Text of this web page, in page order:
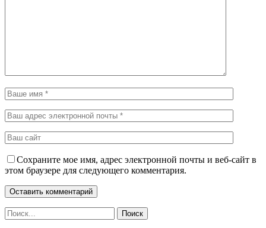
Сохраните мое имя, адрес электронной почты и веб-сайт в
этом браузере для следующего комментария.